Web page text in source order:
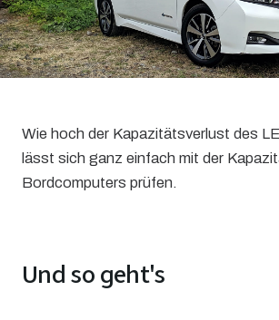
Wie hoch der Kapazitätsverlust des
lässt sich ganz einfach mit der
Bordcomputers prüfen.
Und so geht's